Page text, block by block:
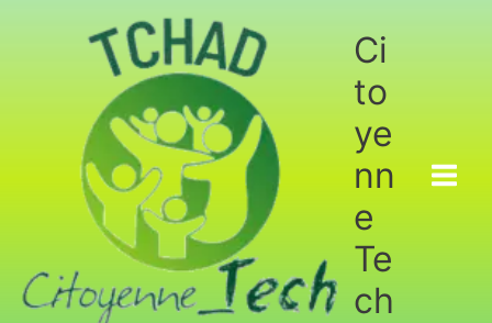
Ci
to
ye
nn
e
Te
ch